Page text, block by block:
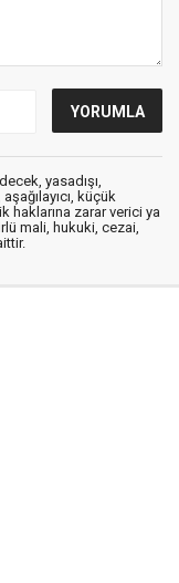
yasadışı,
küçük
haklarına zarar verici ya
mali, hukuki, cezai,